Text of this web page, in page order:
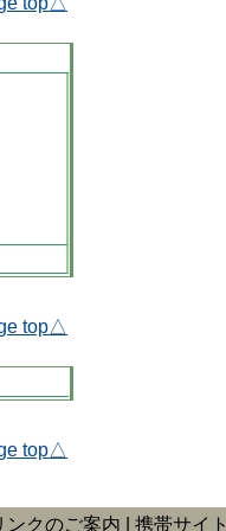
top△
top△
ンクのご案内 携帯サイト